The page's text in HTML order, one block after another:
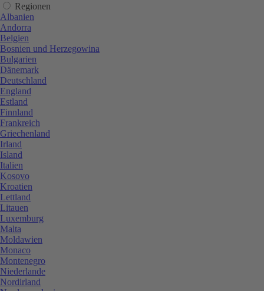
Regionen
Albanien
Andorra
Belgien
Bosnien und Herzegowina
Bulgarien
Dänemark
Deutschland
England
Estland
Finnland
Frankreich
Griechenland
Irland
Island
Italien
Kosovo
Kroatien
Lettland
Litauen
Luxemburg
Malta
Moldawien
Monaco
Montenegro
Niederlande
Nordirland